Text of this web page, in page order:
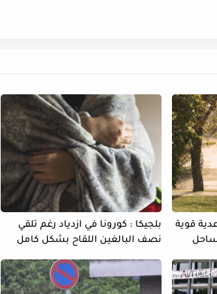
قوية
بلجيكا : كورونا في ازدياد رغم تلقي
نصف البالغين اللقاح بشكل كامل